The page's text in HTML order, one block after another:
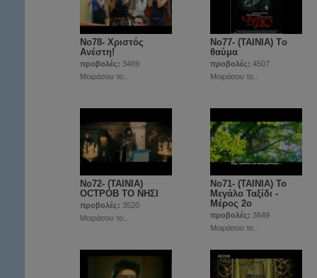
Νο78- Χριστός
Ανέστη!
προβολές: 3469
Μοιράσου το..
Νο77- (ΤΑΙΝΙΑ) Tο
θαύμα
προβολές: 4507
Μοιράσου το..
Νο72- (ΤΑΙΝΙΑ)
OCTPOB ΤΟ ΝΗΣΙ
προβολές: 3520
Μοιράσου το..
Νο71- (ΤΑΙΝΙΑ) Το
Μεγάλο Ταξίδι -
Μέρος 2ο
προβολές: 3649
Μοιράσου το..